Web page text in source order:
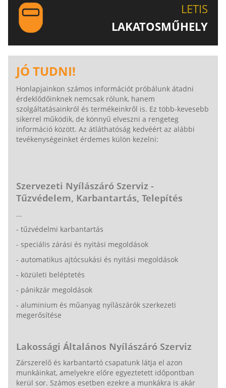
LETIS
LAKATOSMŰHELY
JÓ TUDNI!
Honlapjainkon számos információt próbálunk átadni
érdeklődőinknek nemcsak rólunk, hanem
szolgáltatásainkról és termékeinkről is. Ez több-kevesebb
sikerrel működik, de könnyű elveszni a rengeteg
információ között. Az átláthatóság kedvéért az alábbi
tevékenységeinket érdemes külön kezelni:
Szervezeti Nyílászáró Szerviz -
Tűzvédelem, Karbantartás, Telepítés
...
- tűzvédelmi karbantartás
- speciális zárási és nyitási megoldások
- automatikus ajtócsukási és nyitási megoldások
- közületi beléptetés
- pánikzár megoldások
- aluminium és műanyag nyílászárók szerkezeti
megerősítése
Lakossági Általános Nyílászáró Szerviz
Zárszerelő és karbantartó csapatunk látja el azon
munkáinkat, amelyekre előre egyeztetett időpontban
kerül sor. Számos esetben ezekre a munkákra is akár